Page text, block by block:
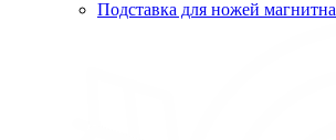
Подставка для ножей